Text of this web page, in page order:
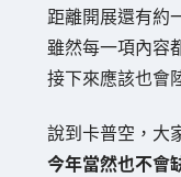
距離開展還有約
雖然每一項內容
接下來應該也會
說到卡普空，大
今年當然也不會